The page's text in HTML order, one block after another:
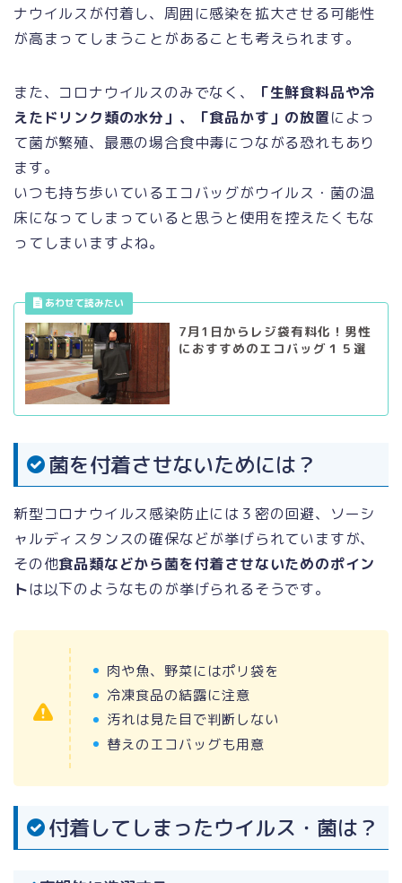
ナウイルスが付着し、周囲に感染を拡大させる可能性
が高まってしまうことがあることも考えられます。
また、コロナウイルスのみでなく、
「生鮮食料品や冷
えたドリンク類の水分」、「食品かす」の放置によっ
て菌が繁殖、最悪の場合食中毒につながる恐れもあり
ます。
いつも持ち歩いているエコバッグがウイルス・菌の温
床になってしまっていると思うと使用を控えたくもな
ってしまいますよね。
7月1日からレジ袋有料化！男性
におすすめのエコバッグ１５選
菌を付着させないためには？
新型コロナウイルス感染防止には３密の回避、ソーシ
ャルディスタンスの確保などが挙げられていますが、
その他食品類などから菌を付着させないためのポイン
トは以下のようなものが挙げられるそうです。
肉や魚、野菜にはポリ袋を
冷凍食品の結露に注意
汚れは見た目で判断しない
替えのエコバッグも用意
付着してしまったウイルス・菌は？